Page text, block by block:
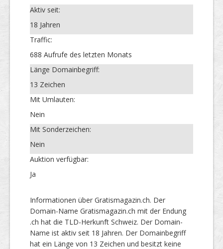
Aktiv seit:
18 Jahren
Traffic:
688 Aufrufe des letzten Monats
Länge Domainbegriff:
13 Zeichen
Mit Umlauten:
Nein
Mit Sonderzeichen:
Nein
Auktion verfügbar:
Ja
Informationen über Gratismagazin.ch. Der
Domain-Name Gratismagazin.ch mit der Endung
.ch hat die TLD-Herkunft Schweiz. Der Domain-
Name ist aktiv seit 18 Jahren. Der Domainbegriff
hat ein Länge von 13 Zeichen und besitzt keine